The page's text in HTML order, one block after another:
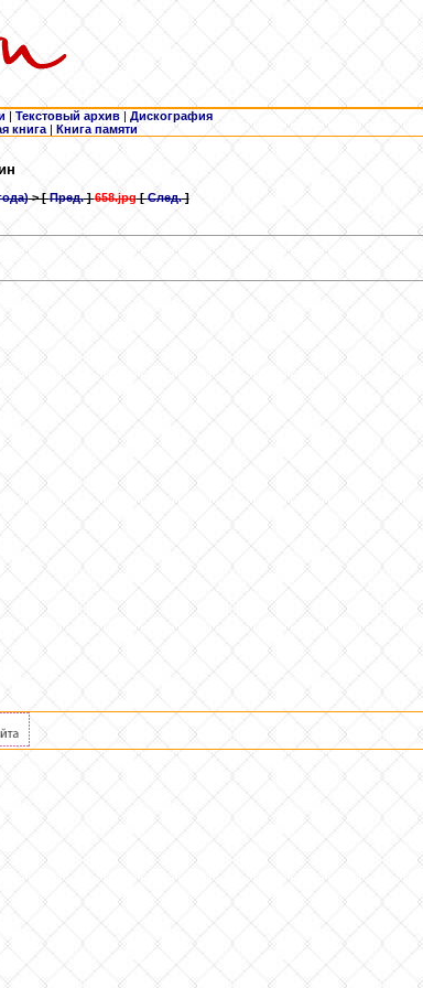
| Текстовый архив | Дискография
книга | Книга памяти
> [Пред.]658.jpg[След.]